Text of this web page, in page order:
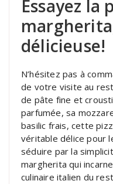
Essayez la
délicieuse!
N’hésitez pas à
de votre visite au
de pâte fine et
parfumée, sa
basilic frais, cette
véritable délice pour
séduire par la
margherita qui
culinaire italien du